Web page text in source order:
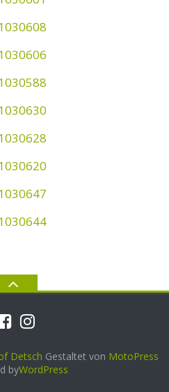
Detsch Gestaltet von MotoPress
byWordPress